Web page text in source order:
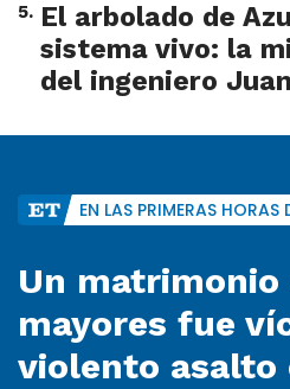
5. El arbolado de
sistema vivo: la
del ingeniero
EN LAS PRIMERAS HORAS
Un
mayores fue
violento asalto